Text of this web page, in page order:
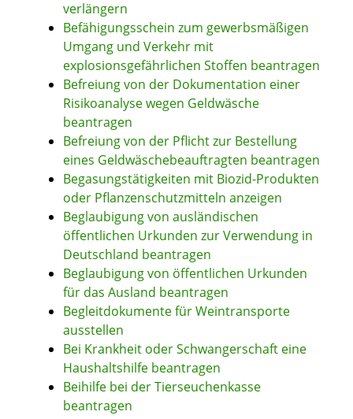
verlängern
Befähigungsschein zum gewerbsmäßigen
Umgang und Verkehr mit
explosionsgefährlichen Stoffen beantragen
Befreiung von der Dokumentation einer
Risikoanalyse wegen Geldwäsche
beantragen
Befreiung von der Pflicht zur Bestellung
eines Geldwäschebeauftragten beantragen
Begasungstätigkeiten mit Biozid-Produkten
oder Pflanzenschutzmitteln anzeigen
Beglaubigung von ausländischen
öffentlichen Urkunden zur Verwendung in
Deutschland beantragen
Beglaubigung von öffentlichen Urkunden
für das Ausland beantragen
Begleitdokumente für Weintransporte
ausstellen
Bei Krankheit oder Schwangerschaft eine
Haushaltshilfe beantragen
Beihilfe bei der Tierseuchenkasse
beantragen